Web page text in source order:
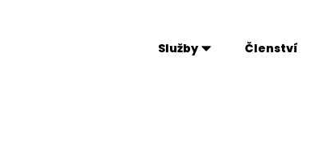
Služby Členství